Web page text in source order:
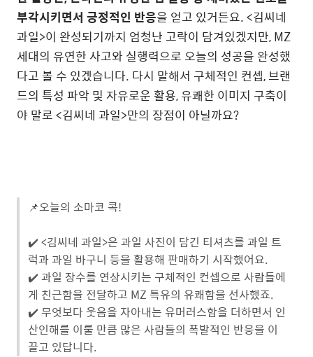
부각시키면서 긍정적인 반응을 얻고 있거든요. <김씨네
과일>이 완성되기까지 엄청난 고락이 담겨있겠지만, MZ
세대의 유연한 사고와 실행력으로 오늘의 성공을 완성했
다고 볼 수 있겠습니다. 다시 말해서 구체적인 컨셉, 브랜
드의 특성 파악 및 자유로운 활용, 유쾌한 이미지 구축이
야 말로 <김씨네 과일>만의 장점이 아닐까요?
📌오늘의 소마코 콕!
✔️ <김씨네 과일>은 과일 사진이 담긴 티셔츠를 과일 트
럭과 과일 바구니 등을 활용해 판매하기 시작했어요.
✔️ 과일 장수를 연상시키는 구체적인 컨셉으로 사람들에
게 친근함을 전달하고 MZ 특유의 유쾌함을 선사했죠.
✔️ 무엇보다 웃음을 자아내는 유머러스함을 더하면서 인
산인해를 이룰 만큼 많은 사람들의 폭발적인 반응을 이
끌고 있답니다.